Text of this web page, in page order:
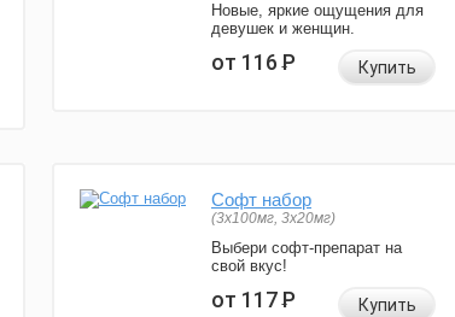
Новые, яркие ощущения для
девушек и женщин.
от 116Р Купить
Софт набор
(3x100мг, 3x20мг)
Выбери софт-препарат на
свой вкус!
от 117Р Купить